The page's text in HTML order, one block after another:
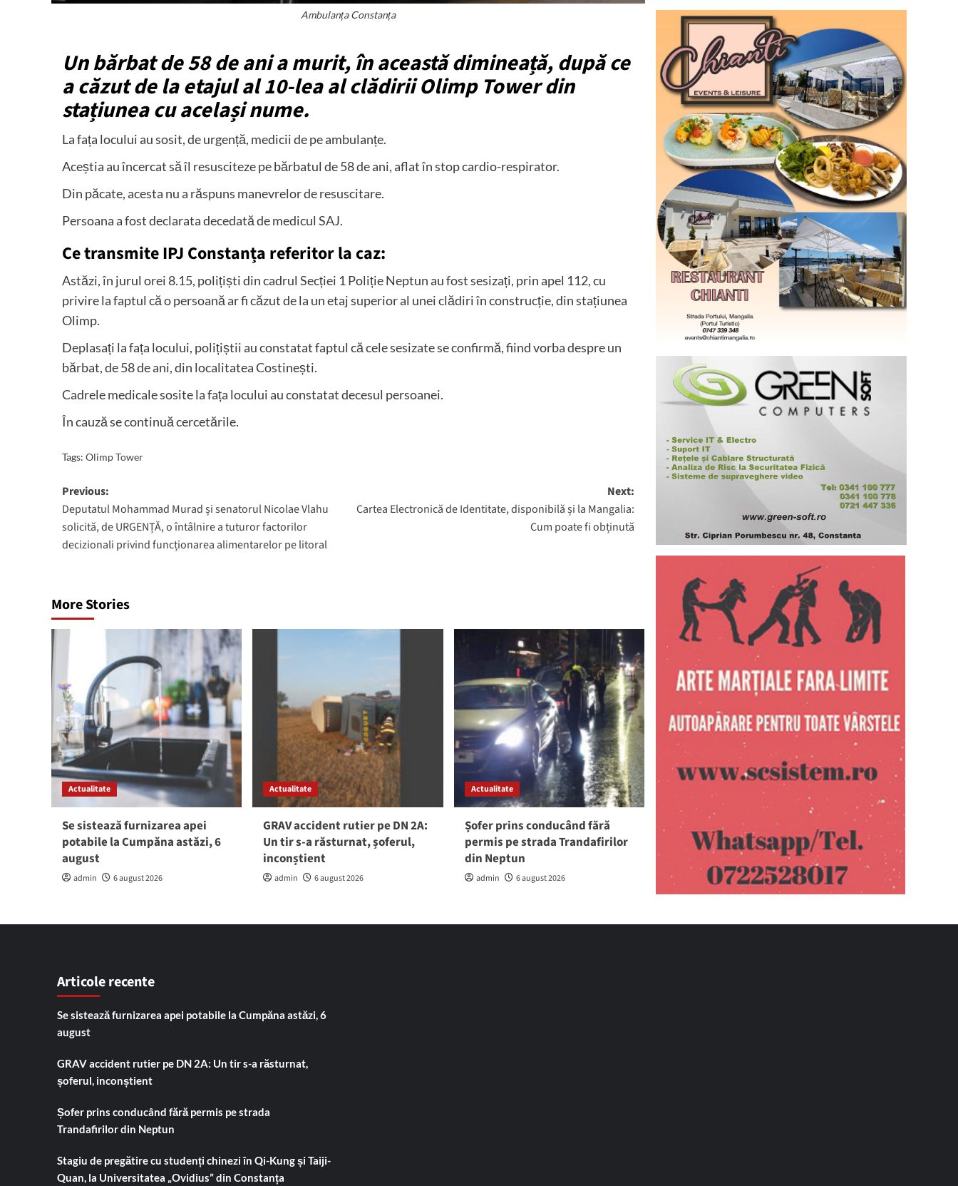
Ambulanța Constanța
Un bărbat de 58 de ani a murit, în această dimineață, după ce
a căzut de la etajul al 10-lea al clădirii Olimp Tower din
stațiunea cu același nume.
La fața locului au sosit, de urgență, medicii de pe ambulanțe.
Aceștia au încercat să îl resusciteze pe bărbatul de 58 de ani, aflat în stop cardio-respirator.
Din păcate, acesta nu a răspuns manevrelor de resuscitare.
Persoana a fost declarata decedată de medicul SAJ.
Ce transmite IPJ Constanța referitor la caz:
Astăzi, în jurul orei 8.15, polițiști din cadrul Secției 1 Poliție Neptun au fost sesizați, prin apel 112, cu
privire la faptul că o persoană ar fi căzut de la un etaj superior al unei clădiri în construcție, din stațiunea
Olimp.
Deplasați la fața locului, polițiștii au constatat faptul că cele sesizate se confirmă, fiind vorba despre un
bărbat, de 58 de ani, din localitatea Costinești.
Cadrele medicale sosite la fața locului au constatat decesul persoanei.
În cauză se continuă cercetările.
Tags: Olimp Tower
Post
navigation
Previous:
Deputatul Mohammad Murad și senatorul Nicolae Vlahu
solicită, de URGENȚĂ, o întâlnire a tuturor factorilor
decizionali privind funcționarea alimentarelor pe litoral
Next:
Cartea Electronică de Identitate, disponibilă și la Mangalia:
Cum poate fi obținută
More Stories
Actualitate
Se sistează furnizarea apei
potabile la Cumpăna astăzi, 6
august
admin 6 august 2026
Actualitate
GRAV accident rutier pe DN 2A:
Un tir s-a răsturnat, șoferul,
inconștient
admin 6 august 2026
Actualitate
Șofer prins conducând fără
permis pe strada Trandafirilor
din Neptun
admin 6 august 2026
Articole recente
Se sistează furnizarea apei potabile la Cumpăna astăzi, 6
august
GRAV accident rutier pe DN 2A: Un tir s-a răsturnat,
șoferul, inconștient
Șofer prins conducând fără permis pe strada
Trandafirilor din Neptun
Stagiu de pregătire cu studenți chinezi în Qi-Kung și Taiji-
Quan, la Universitatea „Ovidius” din Constanța